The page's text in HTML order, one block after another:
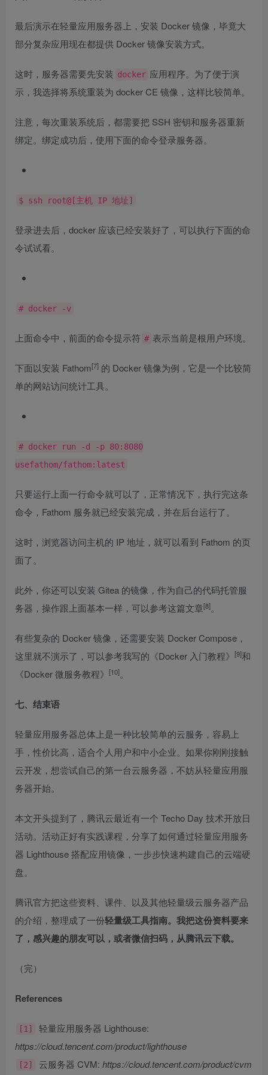
最后演示在轻量应用服务器上，安装 Docker 镜像，毕竟大
部分复杂应用现在都提供 Docker 镜像安装方式。
这时，服务器需要先安装 docker 应用程序。为了便于演
示，我选择将系统重装为 docker CE 镜像，这样比较简单。
注意，每次重装系统后，都需要把 SSH 密钥和服务器重新
绑定。绑定成功后，使用下面的命令登录服务器。
$ ssh root@[主机 IP 地址]
登录进去后，docker 应该已经安装好了，可以执行下面的命
令试试看。
# docker -v
上面命令中，前面的命令提示符 # 表示当前是根用户环境。
下面以安装 Fathom[7] 的 Docker 镜像为例，它是一个比较简
单的网站访问统计工具。
# docker run -d -p 80:8080
usefathom/fathom:latest
只要运行上面一行命令就可以了，正常情况下，执行完这条
命令，Fathom 服务就已经安装完成，并在后台运行了。
这时，浏览器访问主机的 IP 地址，就可以看到 Fathom 的页
面了。
此外，你还可以安装 Gitea 的镜像，作为自己的代码托管服
务器，操作跟上面基本一样，可以参考这篇文章[8]。
有些复杂的 Docker 镜像，还需要安装 Docker Compose，
这里就不演示了，可以参考我写的 《Docker 入门教程》 [9]和
《Docker 微服务教程》 [10]。
七、结束语
轻量应用服务器总体上是一种比较简单的云服务，容易上
手，性价比高，适合个人用户和中小企业。如果你刚刚接触
云开发，想尝试自己的第一台云服务器，不妨从轻量应用服
务器开始。
本文开头提到了，腾讯云最近有一个 Techo Day 技术开放日
活动。活动正好有实践课程，分享了如何通过轻量应用服务
器 Lighthouse 搭配应用镜像，一步步快速构建自己的云端硬
盘。
腾讯官方把这些资料、课件、以及其他轻量级云服务器产品
的介绍，整理成了一份轻量级工具指南。我把这份资料要来
了，感兴趣的朋友可以，或者微信扫码，从腾讯云下载。
（完）
References
[1]
轻量应用服务器 Lighthouse:
https://cloud.tencent.com/product/lighthouse
[2] 云服务器 CVM: https://cloud.tencent.com/product/cvm